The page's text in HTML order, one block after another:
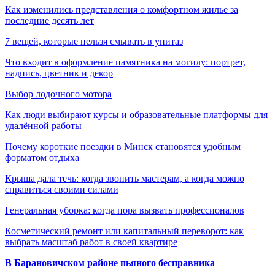
Как изменились представления о комфортном жилье за
последние десять лет
7 вещей, которые нельзя смывать в унитаз
Что входит в оформление памятника на могилу: портрет,
надпись, цветник и декор
Выбор лодочного мотора
Как люди выбирают курсы и образовательные платформы для
удалённой работы
Почему короткие поездки в Минск становятся удобным
форматом отдыха
Крыша дала течь: когда звонить мастерам, а когда можно
справиться своими силами
Генеральная уборка: когда пора вызвать профессионалов
Косметический ремонт или капитальный переворот: как
выбрать масштаб работ в своей квартире
В Барановичском районе пьяного бесправника